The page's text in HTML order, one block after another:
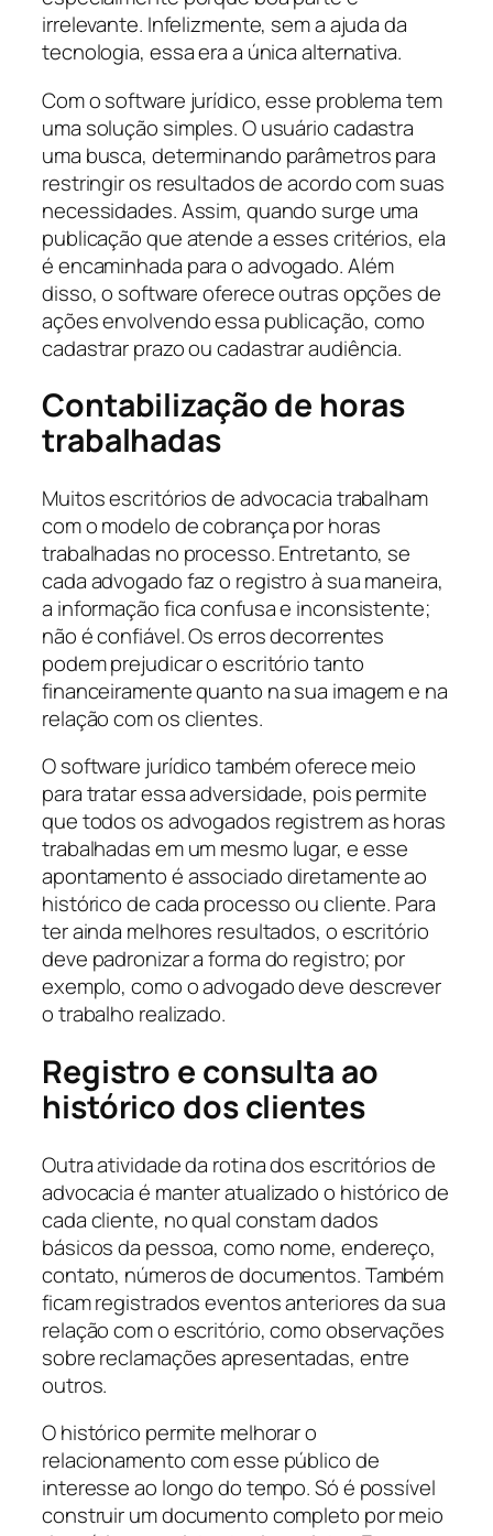
irrelevante. Infelizmente, sem a ajuda da
tecnologia, essa era a única alternativa.
Com o software jurídico, esse problema tem
uma solução simples. O usuário cadastra
uma busca, determinando parâmetros para
restringir os resultados de acordo com suas
necessidades. Assim, quando surge uma
publicação que atende a esses critérios, ela
é encaminhada para o advogado. Além
disso, o software oferece outras opções de
ações envolvendo essa publicação, como
cadastrar prazo ou cadastrar audiência.
Contabilização de horas
trabalhadas
Muitos escritórios de advocacia trabalham
com o modelo de cobrança por horas
trabalhadas no processo. Entretanto, se
cada advogado faz o registro à sua maneira,
a informação fica confusa e inconsistente;
não é confiável. Os erros decorrentes
podem prejudicar o escritório tanto
financeiramente quanto na sua imagem e na
relação com os clientes.
O software jurídico também oferece meio
para tratar essa adversidade, pois permite
que todos os advogados registrem as horas
trabalhadas em um mesmo lugar, e esse
apontamento é associado diretamente ao
histórico de cada processo ou cliente. Para
ter ainda melhores resultados, o escritório
deve padronizar a forma do registro; por
exemplo, como o advogado deve descrever
o trabalho realizado.
Registro e consulta ao
histórico dos clientes
Outra atividade da rotina dos escritórios de
advocacia é manter atualizado o histórico de
cada cliente, no qual constam dados
básicos da pessoa, como nome, endereço,
contato, números de documentos. Também
ficam registrados eventos anteriores da sua
relação com o escritório, como observações
sobre reclamações apresentadas, entre
outros.
O histórico permite melhorar o
relacionamento com esse público de
interesse ao longo do tempo. Só é possível
construir um documento completo por meio